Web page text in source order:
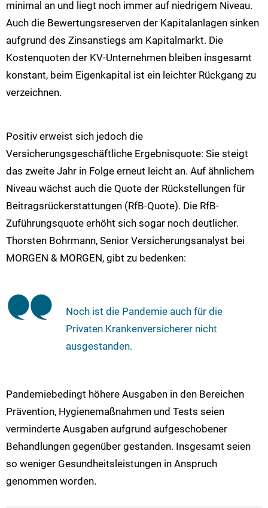
minimal an und liegt noch immer auf niedrigem Niveau.
Auch die Bewertungsreserven der Kapitalanlagen sinken
aufgrund des Zinsanstiegs am Kapitalmarkt. Die
Kostenquoten der KV-Unternehmen bleiben insgesamt
konstant, beim Eigenkapital ist ein leichter Rückgang zu
verzeichnen.
Positiv erweist sich jedoch die
Versicherungsgeschäftliche Ergebnisquote: Sie steigt
das zweite Jahr in Folge erneut leicht an. Auf ähnlichem
Niveau wächst auch die Quote der Rückstellungen für
Beitragsrückerstattungen (RfB-Quote). Die RfB-
Zuführungsquote erhöht sich sogar noch deutlicher.
Thorsten Bohrmann, Senior Versicherungsanalyst bei
MORGEN & MORGEN, gibt zu bedenken:
Noch ist die Pandemie auch für die
Privaten Krankenversicherer nicht
ausgestanden.
Pandemiebedingt höhere Ausgaben in den Bereichen
Prävention, Hygienemaßnahmen und Tests seien
verminderte Ausgaben aufgrund aufgeschobener
Behandlungen gegenüber gestanden. Insgesamt seien
so weniger Gesundheitsleistungen in Anspruch
genommen worden.